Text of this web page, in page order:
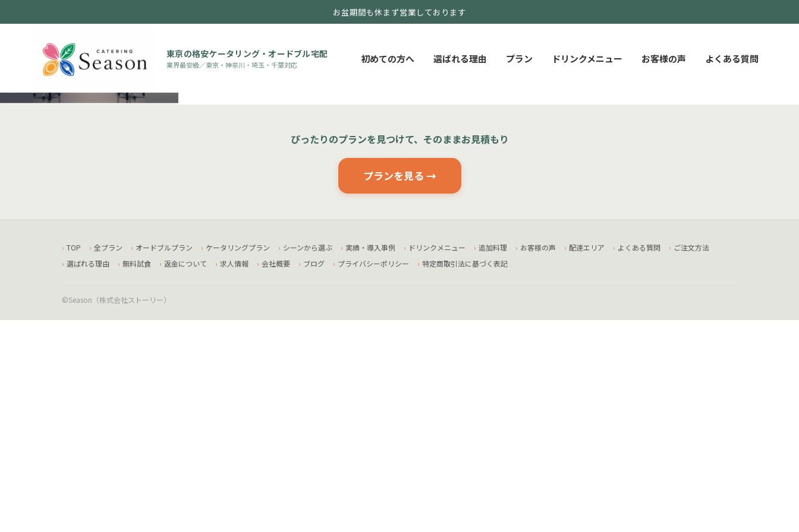
お盆期間も休まず営業しております
東京の格安ケータリング・オードブル宅配
業界最安級／東京・神奈川・埼玉・千葉対応 初めての方へ 選ばれる理由 プラン ドリンクメニュー お客様の声 よくある質問
ぴったりのプランを見つけて、そのままお見積もり
プランを見る →
TOP 全プラン オードブルプラン ケータリングプラン シーンから選ぶ 実績・導入事例 ドリンクメニュー 追加料理 お客様の声 配達エリア よくある質問
ご注文方法
選ばれる理由
無料試食 返金について 求人情報 会社概要 ブログ プライバシーポリシー 特定商取引法に基づく表記
©Season（株式会社ストーリー）